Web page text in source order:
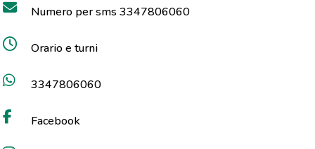
Numero per sms 3347806060
Orario e turni
3347806060
Facebook